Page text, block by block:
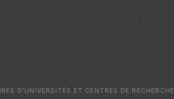
D'UNIVERSITÉS ET CENTRES DE RECHERCHE